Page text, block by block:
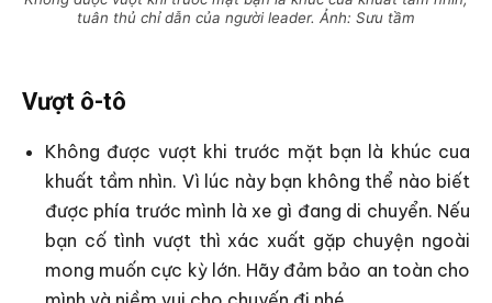
tuân thủ chỉ dẫn của người leader. Ảnh: Sưu tầm
Vượt ô-tô
Không được vượt khi trước mặt bạn là khúc cua
khuất tầm nhìn. Vì lúc này bạn không thể nào biết
được phía trước mình là xe gì đang di chuyển. Nếu
bạn cố tình vượt thì xác xuất gặp chuyện ngoài
mong muốn cực kỳ lớn. Hãy đảm bảo an toàn cho